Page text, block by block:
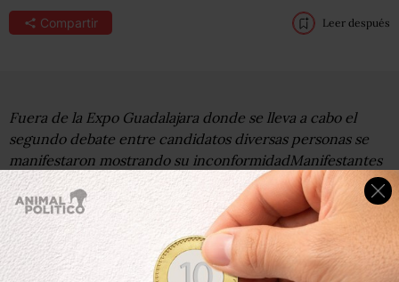
Compartir Leer después
Fuera de la Expo Guadalajara donde se lleva a cabo el
segundo debate entre candidatos diversas personas se
manifestaron mostrando su inconformidadManifestantes
afuera de la Expo Guadalajara.La llegada de Josefina
Vázquez Mota al segundo debateLa llegada de Enrique
Peña Nieto al segundo debate.de nuecoEntre los
invitados al segundo debate se encuentra el jefe de
gobierno capitalino, Marcelo Ebrard.El presidente del